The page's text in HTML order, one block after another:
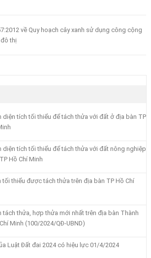
về Quy hoạch cây xanh sử dụng công cộng
thị
diện tích tối thiểu để tách thửa với đất ở địa bàn TP
diện tích tối thiểu để tách thửa với đất nông nghiệp
Hồ Chí Minh
tối thiểu được tách thửa trên địa bàn TP Hồ Chí
tách thửa, hợp thửa mới nhất trên địa bàn Thành
Minh (100/2024/QĐ-UBND)
Luật Đất đai 2024 có hiệu lực 01/4/2024